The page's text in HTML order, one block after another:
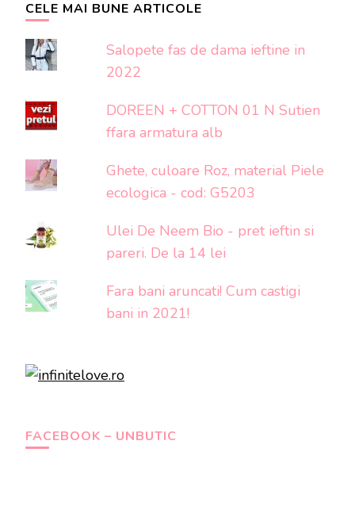
CELE MAI BUNE ARTICOLE
Salopete fas de dama ieftine in
2022
DOREEN + COTTON 01 N Sutien
ffara armatura alb
Ghete, culoare Roz, material Piele
ecologica - cod: G5203
Ulei De Neem Bio - pret ieftin si
pareri. De la 14 lei
Fara bani aruncati! Cum castigi
bani in 2021!
FACEBOOK – UNBUTIC